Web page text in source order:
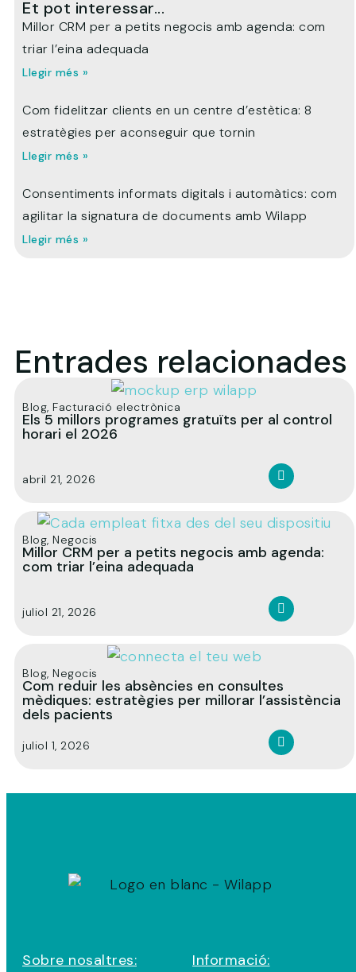
Et pot interessar...
Millor CRM per a petits negocis amb agenda: com
triar l’eina adequada
Llegir més »
Com fidelitzar clients en un centre d’estètica: 8
estratègies per aconseguir que tornin
Llegir més »
Consentiments informats digitals i automàtics: com
agilitar la signatura de documents amb Wilapp
Llegir més »
Entrades relacionades
Blog, Facturació electrònica
Els 5 millors programes gratuïts per al control
horari el 2026
abril 21, 2026
Blog, Negocis
Millor CRM per a petits negocis amb agenda:
com triar l’eina adequada
juliol 21, 2026
Blog, Negocis
Com reduir les absències en consultes
mèdiques: estratègies per millorar l’assistència
dels pacients
juliol 1, 2026
Sobre nosaltres:
Informació: